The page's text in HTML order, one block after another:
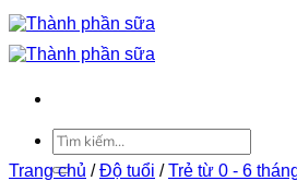
Bỏ
qua
nội
Tìm
kiếm:
Trang chủ / Độ tuổi / Trẻ từ 0 - 6